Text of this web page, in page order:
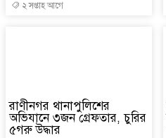
২ সপ্তাহ আগে
রাণীনগর থানাপুলিশের
অভিযানে ৩জন গ্রেফতার, চুরির
৫গরু উদ্ধার